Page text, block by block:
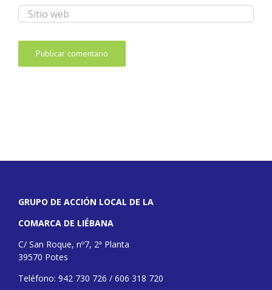
GRUPO DE ACCIÓN LOCAL DE LA
COMARCA DE LIÉBANA
C/ San Roque, nº7, 2ª Planta
39570 Potes
Teléfono: 942 730 726 / 606 318 720